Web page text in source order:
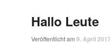
Hallo Leute
Veröffentlicht am 9. April 2017